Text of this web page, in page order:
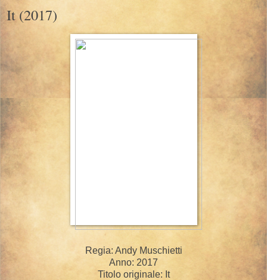
It (2017)
Regia: Andy Muschietti
Anno: 2017
Titolo originale: It